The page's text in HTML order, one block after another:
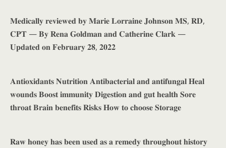
𝐌𝐞𝐝𝐢𝐜𝐚𝐥𝐥𝐲 𝐫𝐞𝐯𝐢𝐞𝐰𝐞𝐝 𝐛𝐲 𝐌𝐚𝐫𝐢𝐞 𝐋𝐨𝐫𝐫𝐚𝐢𝐧𝐞 𝐉𝐨𝐡𝐧𝐬𝐨𝐧 𝐌𝐒, 𝐑𝐃,
𝐂𝐏𝐓 — 𝐁𝐲 𝐑𝐞𝐧𝐚 𝐆𝐨𝐥𝐝𝐦𝐚𝐧 𝐚𝐧𝐝 𝐂𝐚𝐭𝐡𝐞𝐫𝐢𝐧𝐞 𝐂𝐥𝐚𝐫𝐤 —
𝐔𝐩𝐝𝐚𝐭𝐞𝐝 𝐨𝐧 𝐅𝐞𝐛𝐫𝐮𝐚𝐫𝐲 𝟐𝟖, 𝟐𝟎𝟐𝟐
𝐀𝐧𝐭𝐢𝐨𝐱𝐢𝐝𝐚𝐧𝐭𝐬 𝐍𝐮𝐭𝐫𝐢𝐭𝐢𝐨𝐧 𝐀𝐧𝐭𝐢𝐛𝐚𝐜𝐭𝐞𝐫𝐢𝐚𝐥 𝐚𝐧𝐝 𝐚𝐧𝐭𝐢𝐟𝐮𝐧𝐠𝐚𝐥 𝐇𝐞𝐚𝐥
𝐰𝐨𝐮𝐧𝐝𝐬 𝐁𝐨𝐨𝐬𝐭 𝐢𝐦𝐦𝐮𝐧𝐢𝐭𝐲 𝐃𝐢𝐠𝐞𝐬𝐭𝐢𝐨𝐧 𝐚𝐧𝐝 𝐠𝐮𝐭 𝐡𝐞𝐚𝐥𝐭𝐡 𝐒𝐨𝐫𝐞
𝐭𝐡𝐫𝐨𝐚𝐭 𝐁𝐫𝐚𝐢𝐧 𝐛𝐞𝐧𝐞𝐟𝐢𝐭𝐬 𝐑𝐢𝐬𝐤𝐬 𝐇𝐨𝐰 𝐭𝐨 𝐜𝐡𝐨𝐨𝐬𝐞 𝐒𝐭𝐨𝐫𝐚𝐠𝐞
𝐑𝐚𝐰 𝐡𝐨𝐧𝐞𝐲 𝐡𝐚𝐬 𝐛𝐞𝐞𝐧 𝐮𝐬𝐞𝐝 𝐚𝐬 𝐚 𝐫𝐞𝐦𝐞𝐝𝐲 𝐭𝐡𝐫𝐨𝐮𝐠𝐡𝐨𝐮𝐭 𝐡𝐢𝐬𝐭𝐨𝐫𝐲